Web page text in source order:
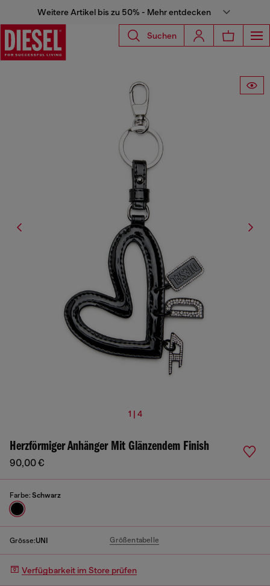
Weitere Artikel bis zu 50% - Mehr entdecken
Suchen
1 | 4
Herzförmiger Anhänger Mit Glänzendem Finish
90,00 €
Farbe: Schwarz
Grösse:UNI Größentabelle
Verfügbarkeit im Store prüfen